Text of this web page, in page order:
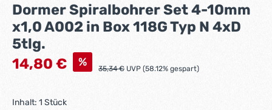
Dormer Spiralbohrer Set 4-10mm
x1,0 A002 in Box 118G Typ N 4xD
5tlg.
Verkaufspreis:
14,80 € % Regulärer Preis:
35,34 € UVP (58.12% gespart)
Inhalt: 1 Stück